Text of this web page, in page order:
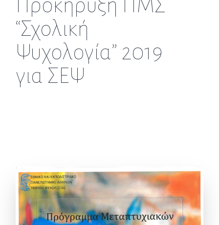
Προκήρυξη ΠΜΣ
“Σχολική
Ψυχολογία” 2019
για ΣΕΨ